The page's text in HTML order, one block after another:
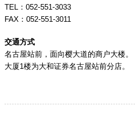
TEL：052-551-3033
FAX：052-551-3011
交通方式
名古屋站前，面向樱大道的商户大楼。
大厦1楼为大和证券名古屋站前分店。